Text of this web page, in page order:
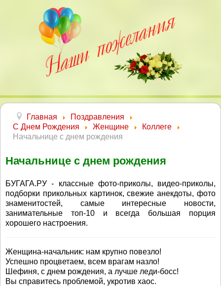
Главная
Поздравления
С Днем Рождения
Женщине
Коллеге
Начальнице с днем рождения
Начальнице с днем рождения
БУГАГА.РУ - классные фото-приколы, видео-приколы,
подборки прикольных картинок, свежие анекдоты, фото
знаменитостей, самые интересные новости,
занимательные топ-10 и всегда большая порция
хорошего настроения.
Женщина-начальник: нам крупно повезло!
Успешно процветаем, всем врагам назло!
Шефиня, с днем рождения, а лучше леди-босс!
Вы справитесь проблемой, укротив хаос.